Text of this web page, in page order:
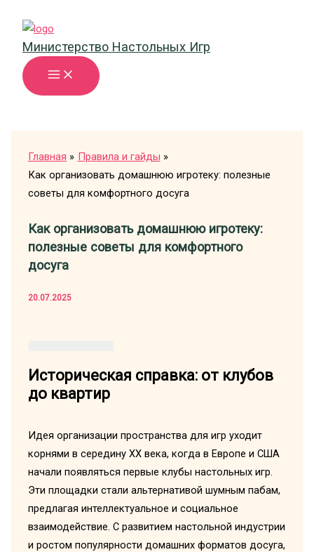
содержимому
Министерство Настольных Игр
Главная
Правила и гайды
Как организовать домашнюю игротеку: полезные
советы для комфортного досуга
Как организовать домашнюю игротеку:
полезные советы для комфортного
досуга
20.07.2025
Историческая справка: от клубов
до квартир
Идея организации пространства для игр уходит
корнями в середину XX века, когда в Европе и США
начали появляться первые клубы настольных игр.
Эти площадки стали альтернативой шумным пабам,
предлагая интеллектуальное и социальное
взаимодействие. С развитием настольной индустрии
и ростом популярности домашних форматов досуга,